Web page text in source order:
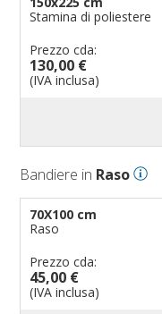
Stamina di poliestere
Prezzo cda:
130,00 €
(IVA inclusa)
Bandiere in Raso
70X100 cm
Raso
Prezzo cda:
45,00 €
(IVA inclusa)